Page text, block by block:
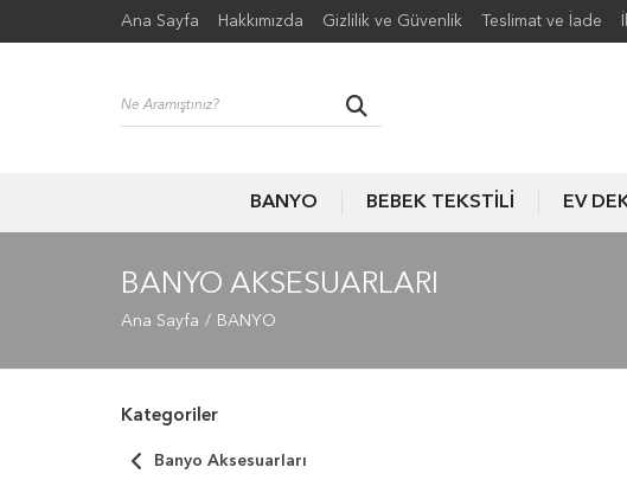
Ana Sayfa Hakkımızda Gizlilik ve Güvenlik Teslimat ve İade
BANYO BEBEK TEKSTİLİ EV
BANYO AKSESUARLARI
Ana Sayfa BANYO
Kategoriler
Banyo Aksesuarları